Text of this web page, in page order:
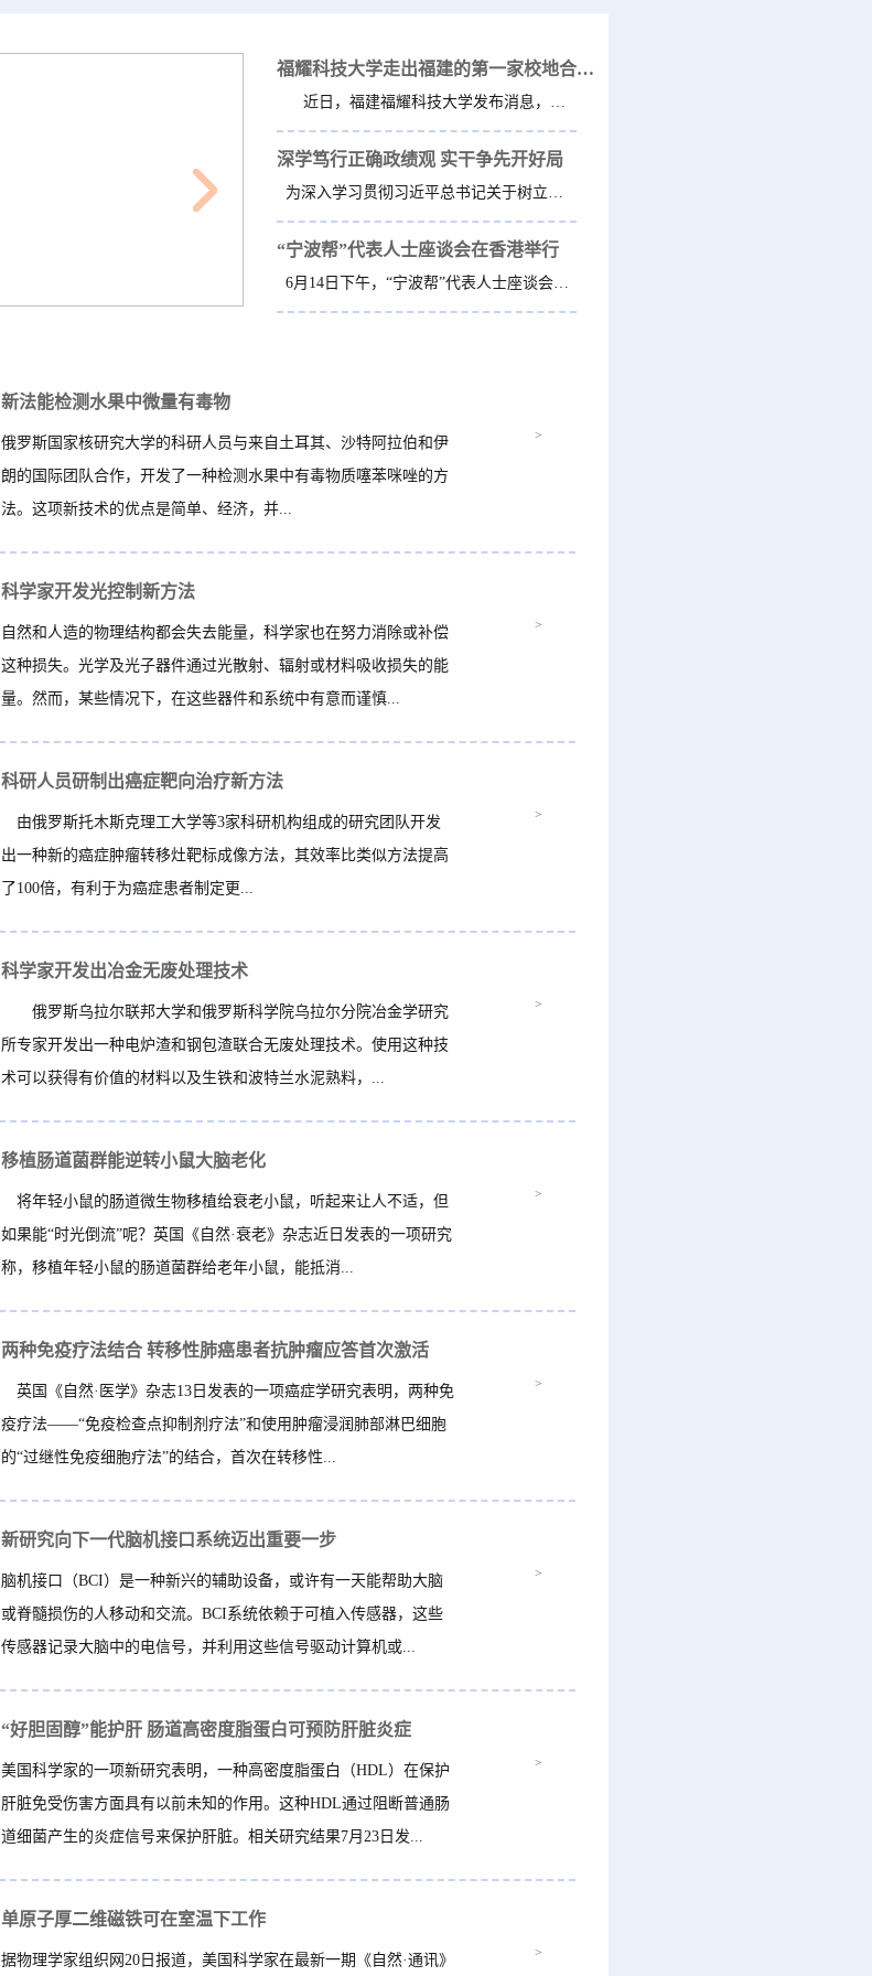
福耀科技大学走出福建的第一家校地合作研究院，为...
深学笃行正确政绩观 实干争先开好局
“宁波帮”代表人士座谈会在香港举行
新法能检测水果中微量有毒物
俄罗斯国家核研究大学的科研人员与来自土耳其、沙特阿拉伯和伊
朗的国际团队合作，开发了一种检测水果中有毒物质噻苯咪唑的方
法。这项新技术的优点是简单、经济，并...
>
科学家开发光控制新方法
自然和人造的物理结构都会失去能量，科学家也在努力消除或补偿
这种损失。光学及光子器件通过光散射、辐射或材料吸收损失的能
量。然而，某些情况下，在这些器件和系统中有意而谨慎...
>
科研人员研制出癌症靶向治疗新方法
由俄罗斯托木斯克理工大学等3家科研机构组成的研究团队开发
出一种新的癌症肿瘤转移灶靶标成像方法，其效率比类似方法提高
了100倍，有利于为癌症患者制定更...
>
科学家开发出冶金无废处理技术
俄罗斯乌拉尔联邦大学和俄罗斯科学院乌拉尔分院冶金学研究
所专家开发出一种电炉渣和钢包渣联合无废处理技术。使用这种技
术可以获得有价值的材料以及生铁和波特兰水泥熟料，...
>
移植肠道菌群能逆转小鼠大脑老化
将年轻小鼠的肠道微生物移植给衰老小鼠，听起来让人不适，但
如果能“时光倒流”呢？英国《自然·衰老》杂志近日发表的一项研究
称，移植年轻小鼠的肠道菌群给老年小鼠，能抵消...
>
两种免疫疗法结合 转移性肺癌患者抗肿瘤应答首次激活
英国《自然·医学》杂志13日发表的一项癌症学研究表明，两种免
疫疗法——“免疫检查点抑制剂疗法”和使用肿瘤浸润肺部淋巴细胞
的“过继性免疫细胞疗法”的结合，首次在转移性...
>
新研究向下一代脑机接口系统迈出重要一步
脑机接口（BCI）是一种新兴的辅助设备，或许有一天能帮助大脑
或脊髓损伤的人移动和交流。BCI系统依赖于可植入传感器，这些
传感器记录大脑中的电信号，并利用这些信号驱动计算机或...
>
“好胆固醇”能护肝 肠道高密度脂蛋白可预防肝脏炎症
美国科学家的一项新研究表明，一种高密度脂蛋白（HDL）在保护
肝脏免受伤害方面具有以前未知的作用。这种HDL通过阻断普通肠
道细菌产生的炎症信号来保护肝脏。相关研究结果7月23日发...
>
单原子厚二维磁铁可在室温下工作
据物理学家组织网20日报道，美国科学家在最新一期《自然·通讯》
>